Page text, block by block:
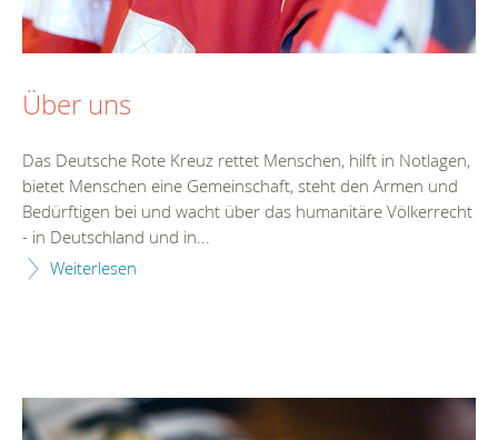
Über uns
Das Deutsche Rote Kreuz rettet Menschen, hilft in Notlagen,
bietet Menschen eine Gemeinschaft, steht den Armen und
Bedürftigen bei und wacht über das humanitäre Völkerrecht
- in Deutschland und in...
Weiterlesen